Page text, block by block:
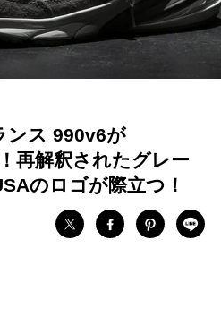
ンス 990v6が
再解釈されたグレー
のロゴが際立つ！